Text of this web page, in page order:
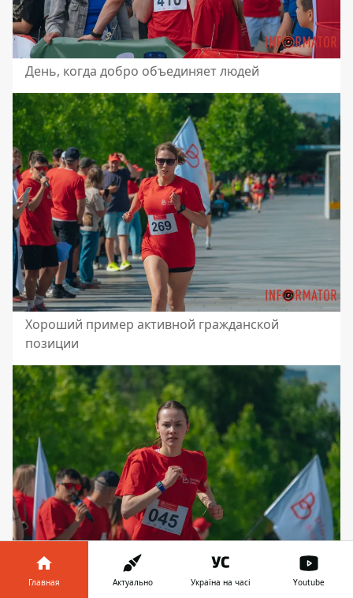
День, когда добро объединяет людей
Хороший пример активной гражданской
позиции
Главная Актуально Україна на часі Youtube